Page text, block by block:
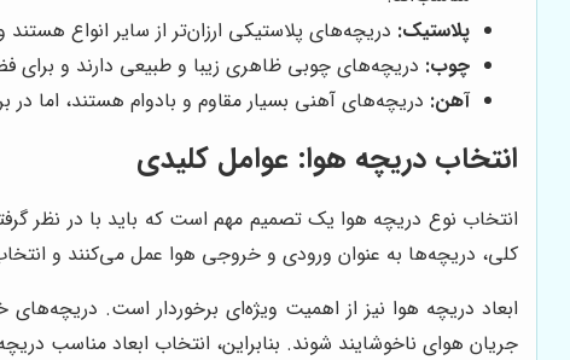
پلاستیک: دریچه‌های پلاستیکی ارزان‌تر از سایر انواع
چوب: دریچه‌های چوبی ظاهری زیبا و طبیعی دارند و برای
آهن: دریچه‌های آهنی بسیار مقاوم و بادوام هستند، اما
انتخاب دریچه هوا: عوامل کلیدی
انتخاب نوع دریچه هوا یک تصمیم مهم است که باید با در نظر
کلی، دریچه‌ها به عنوان ورودی و خروجی هوا عمل می‌کنند و
ابعاد دریچه هوا نیز از اهمیت ویژه‌ای برخوردار است.
جریان هوای ناخوشایند شوند. بنابراین، انتخاب ابعاد مناسب